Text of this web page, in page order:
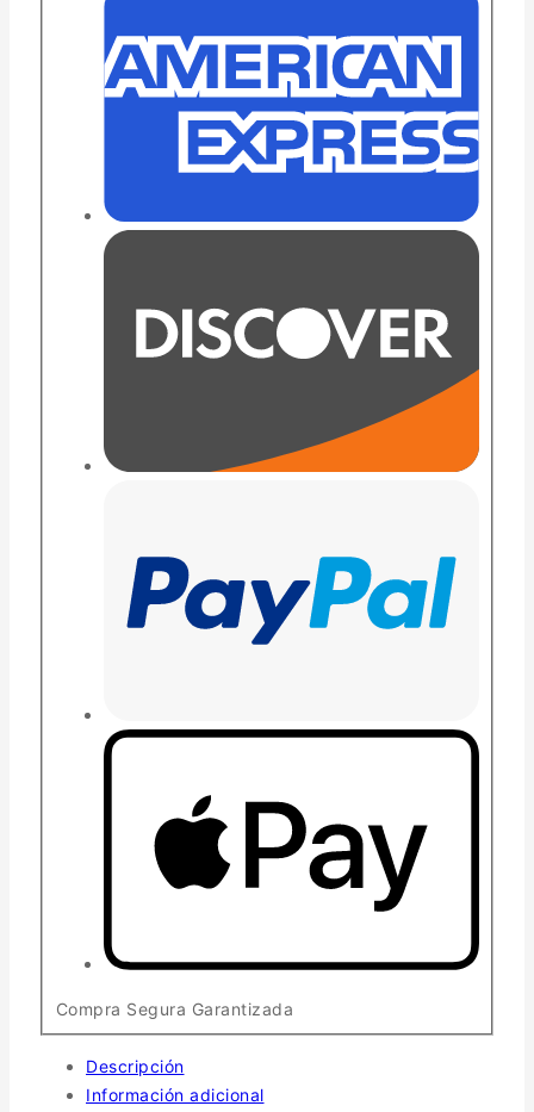
Compra Segura Garantizada
Descripción
Información adicional